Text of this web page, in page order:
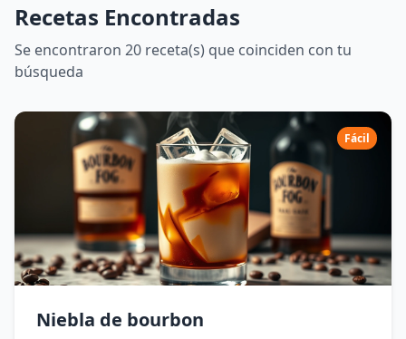
Recetas Encontradas
Se encontraron 20 receta(s) que coinciden con tu
búsqueda
Fácil
Niebla de bourbon